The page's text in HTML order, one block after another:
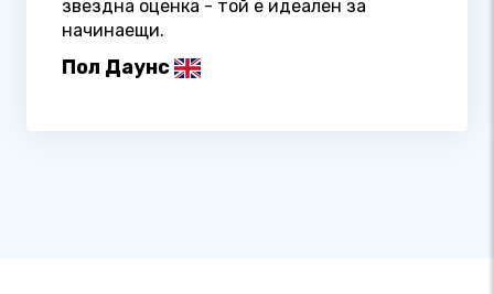
звездна оценка - той е идеален за
начинаещи.
Пол Даунс